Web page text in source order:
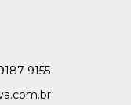
9155